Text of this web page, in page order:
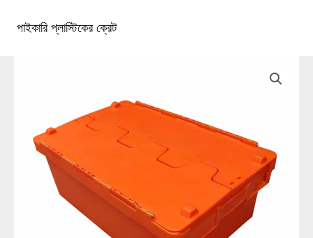
পাইকারি প্লাস্টিকের ক্রেট